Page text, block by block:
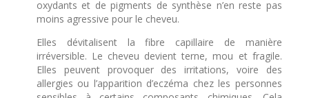
oxydants et de pigments de synthèse n’en reste pas
moins agressive pour le cheveu.
Elles dévitalisent la fibre capillaire de manière
irréversible. Le cheveu devient terne, mou et fragile.
Elles peuvent provoquer des irritations, voire des
allergies ou l’apparition d’eczéma chez les personnes